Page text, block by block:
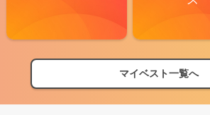
マイベスト一覧へ
【フェス特集2026】フェス情報はここから！
【ライブ動員ランキング】2026年上半期編発表！